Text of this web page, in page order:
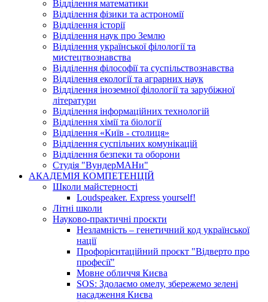
Відділення математики
Відділення фізики та астрономії
Відділення історії
Відділення наук про Землю
Відділення української філології та
мистецтвознавства
Відділення філософії та суспільствознавства
Відділення екології та аграрних наук
Відділення іноземної філології та зарубіжної
літератури
Відділення інформаційних технологій
Відділення хімії та біології
Відділення «Київ - столиця»
Відділення суспільних комунікацій
Відділення безпеки та оборони
Студія "ВундерМАНи"
АКАДЕМІЯ КОМПЕТЕНЦІЙ
Школи майстерності
Loudspeaker. Express yourself!
Літні школи
Науково-практичні проєкти
Незламність – генетичний код української
нації
Профорієнтаційний проєкт "Відверто про
професії"
Мовне обличчя Києва
SOS: Здолаємо омелу, збережемо зелені
насадження Києва